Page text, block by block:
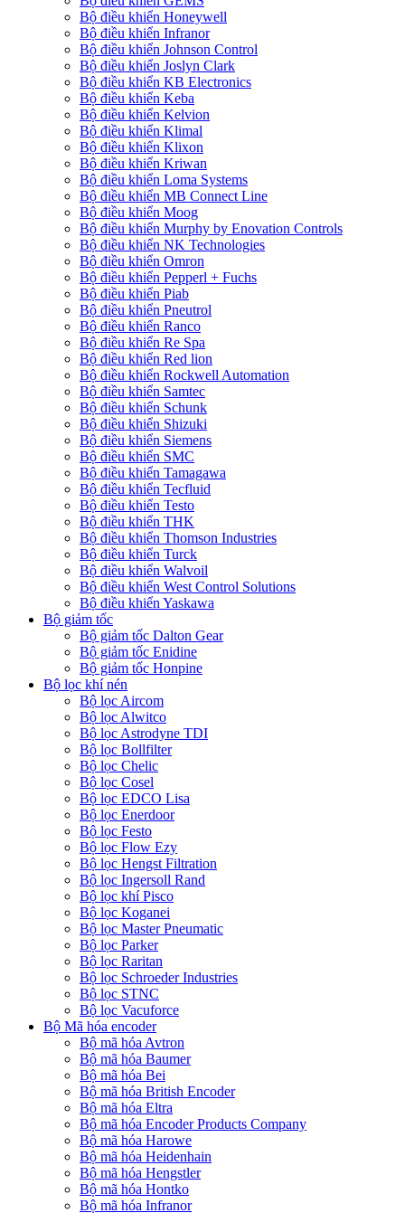
Bộ điều khiển Honeywell
Bộ điều khiển Infranor
Bộ điều khiển Johnson Control
Bộ điều khiển Joslyn Clark
Bộ điều khiển KB Electronics
Bộ điều khiển Keba
Bộ điều khiển Kelvion
Bộ điều khiển Klimal
Bộ điều khiển Klixon
Bộ điều khiển Kriwan
Bộ điều khiển Loma Systems
Bộ điều khiển MB Connect Line
Bộ điều khiển Moog
Bộ điều khiển Murphy by Enovation Controls
Bộ điều khiển NK Technologies
Bộ điều khiển Omron
Bộ điều khiển Pepperl + Fuchs
Bộ điều khiển Piab
Bộ điều khiển Pneutrol
Bộ điều khiển Ranco
Bộ điều khiển Re Spa
Bộ điều khiển Red lion
Bộ điều khiển Rockwell Automation
Bộ điều khiển Samtec
Bộ điều khiển Schunk
Bộ điều khiển Shizuki
Bộ điều khiển Siemens
Bộ điều khiển SMC
Bộ điều khiển Tamagawa
Bộ điều khiển Tecfluid
Bộ điều khiển Testo
Bộ điều khiển THK
Bộ điều khiển Thomson Industries
Bộ điều khiển Turck
Bộ điều khiển Walvoil
Bộ điều khiển West Control Solutions
Bộ điều khiển Yaskawa
Bộ giảm tốc
Bộ giảm tốc Dalton Gear
Bộ giảm tốc Enidine
Bộ giảm tốc Honpine
Bộ lọc khí nén
Bộ lọc Aircom
Bộ lọc Alwitco
Bộ lọc Astrodyne TDI
Bộ lọc Bollfilter
Bộ lọc Chelic
Bộ lọc Cosel
Bộ lọc EDCO Lisa
Bộ lọc Enerdoor
Bộ lọc Festo
Bộ lọc Flow Ezy
Bộ lọc Hengst Filtration
Bộ lọc Ingersoll Rand
Bộ lọc khí Pisco
Bộ lọc Koganei
Bộ lọc Master Pneumatic
Bộ lọc Parker
Bộ lọc Raritan
Bộ lọc Schroeder Industries
Bộ lọc STNC
Bộ lọc Vacuforce
Bộ Mã hóa encoder
Bộ mã hóa Avtron
Bộ mã hóa Baumer
Bộ mã hóa Bei
Bộ mã hóa British Encoder
Bộ mã hóa Eltra
Bộ mã hóa Encoder Products Company
Bộ mã hóa Harowe
Bộ mã hóa Heidenhain
Bộ mã hóa Hengstler
Bộ mã hóa Hontko
Bộ mã hóa Infranor